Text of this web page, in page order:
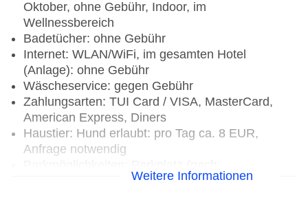
Oktober, ohne Gebühr, Indoor, im
Wellnessbereich
Badetücher: ohne Gebühr
Internet: WLAN/WiFi, im gesamten Hotel
(Anlage): ohne Gebühr
Wäscheservice: gegen Gebühr
Zahlungsarten: TUI Card / VISA, MasterCard,
American Express, Diners
Haustier: Hund erlaubt: pro Tag ca. 8 EUR,
Anfrage notwendig
Verfügbarkeit), unbewacht: ohne Gebühr
Weitere Informationen